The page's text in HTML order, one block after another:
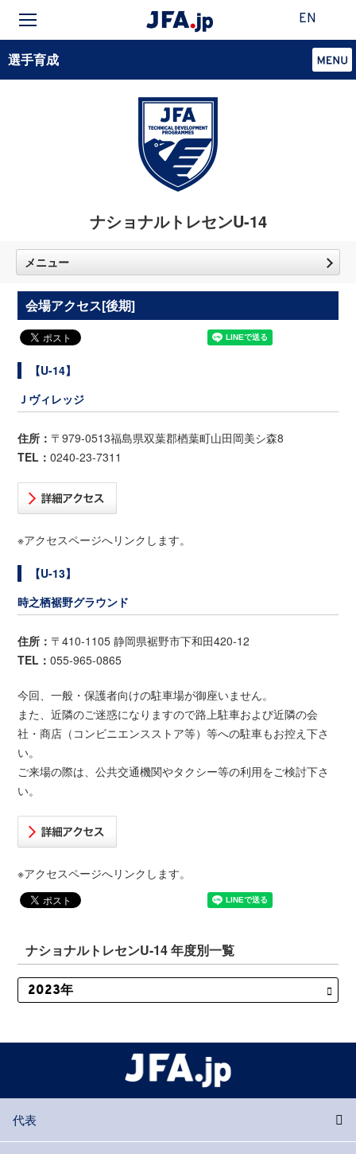
EN
選手育成
ナショナルトレセンU-14
メニュー
会場アクセス[後期]
【U-14】
Ｊヴィレッジ
住所： 〒979-0513福島県双葉郡楢葉町山田岡美シ森8
TEL：0240-23-7311
※アクセスページへリンクします。
【U-13】
時之栖裾野グラウンド
住所： 〒410-1105 静岡県裾野市下和田420-12
TEL：055-965-0865
今回、一般・保護者向けの駐車場が御座いません。
また、近隣のご迷惑になりますので路上駐車および近隣の会
社・商店（コンビニエンスストア等）等への駐車もお控え下さ
い。
ご来場の際は、公共交通機関やタクシー等の利用をご検討下さ
い。
※アクセスページへリンクします。
ナショナルトレセンU-14 年度別一覧
代表